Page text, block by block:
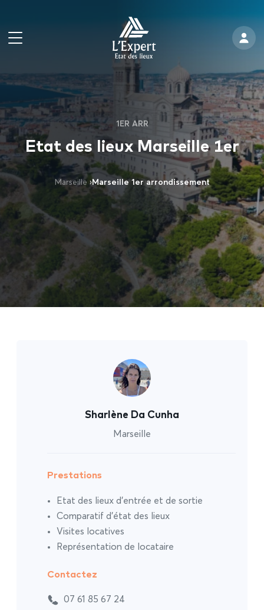
1ER ARR
Etat des lieux Marseille 1er
Marseille ›Marseille 1er arrondissement
Sharlène Da Cunha
Marseille
Prestations
Etat des lieux d’entrée et de sortie
Comparatif d’état des lieux
Visites locatives
Représentation de locataire
Contactez
07 61 85 67 24